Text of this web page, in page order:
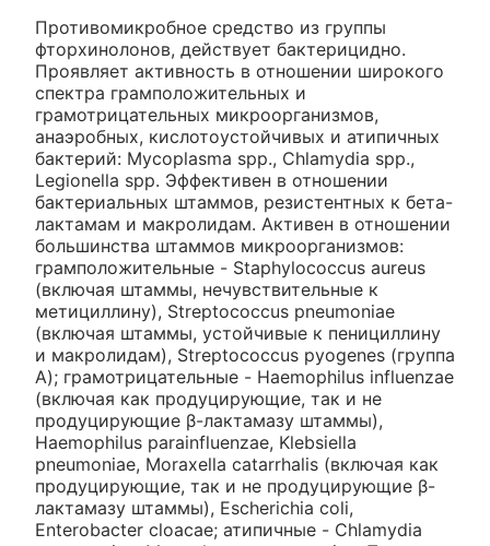
Противомикробное средство из группы
фторхинолонов, действует бактерицидно.
Проявляет активность в отношении широкого
спектра грамположительных и
грамотрицательных микроорганизмов,
анаэробных, кислотоустойчивых и атипичных
бактерий: Mycoplasma spp., Chlamydia spp.,
Legionella spp. Эффективен в отношении
бактериальных штаммов, резистентных к бета-
лактамам и макролидам. Активен в отношении
большинства штаммов микроорганизмов:
грамположительные - Staphylococcus aureus
(включая штаммы, нечувствительные к
метициллину), Streptococcus pneumoniae
(включая штаммы, устойчивые к пенициллину
и макролидам), Streptococcus pyogenes (группа
А); грамотрицательные - Haemophilus influenzae
(включая как продуцирующие, так и не
продуцирующие β-лактамазу штаммы),
Haemophilus parainfluenzae, Klebsiella
pneumoniae, Moraxella catarrhalis (включая как
продуцирующие, так и не продуцирующие β-
лактамазу штаммы), Escherichia coli,
Enterobacter cloacae; атипичные - Chlamydia